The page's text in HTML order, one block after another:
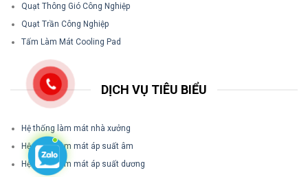
Quạt Thông Gió Công Nghiệp
Quạt Trần Công Nghiệp
Tấm Làm Mát Cooling Pad
DỊCH VỤ TIÊU BIỂU
Hệ thống làm mát nhà xưởng
Hệ thống làm mát áp suất âm
Hệ thống làm mát áp suất dương